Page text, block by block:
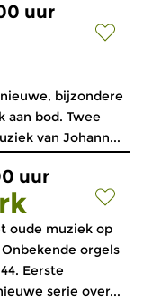
uur
bijzondere
aan bod. Twee
van Johann...
uur
oude muziek op
orgels
Eerste
serie over...